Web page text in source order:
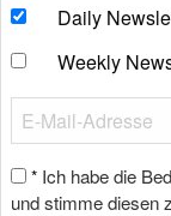
Daily
Weekly
* Ich habe die
und stimme diesen